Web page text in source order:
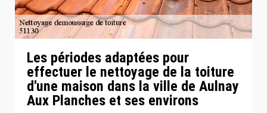
Les périodes adaptées pour
effectuer le nettoyage de la toiture
d'une maison dans la ville de Aulnay
Aux Planches et ses environs